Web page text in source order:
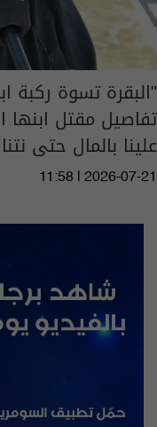
"البقرة تسوة ركبة
تفاصيل مقتل
علينا بالمال حتى
11:58 | 2026-07-21